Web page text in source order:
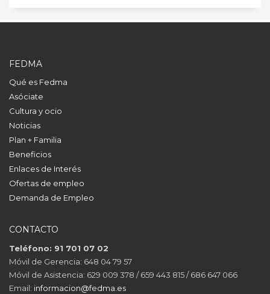
FEDMA
Qué es Fedma
Asóciate
Cultura y ocio
Noticias
Plan + Familia
Beneficios
Enlaces de Interés
Ofertas de empleo
Demanda de Empleo
CONTACTO
Teléfono: 91 701 07 02
Móvil de Gerencia: 648 04 79 57
Móvil de Asistencia: 629 009 378 / 659 443 815 / 686 647 066
Email: informacion@fedma.es